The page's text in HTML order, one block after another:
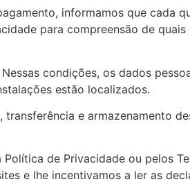
informamos que cada
para compreensão de
condições, os dados
estão localizados.
e armazenamento
de Privacidade ou pelos
e lhe incentivamos a ler as